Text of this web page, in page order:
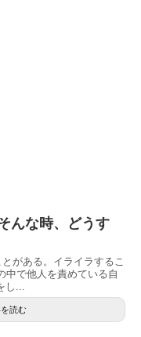
んな時、どうす
がある。イライラするこ
中で他人を責めている自
...
読む